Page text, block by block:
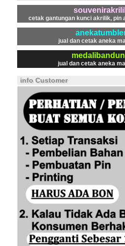
cetak gantungan kunci akrilik, pin
jual dan cetak aneka
jual dan cetak aneka
info Customer